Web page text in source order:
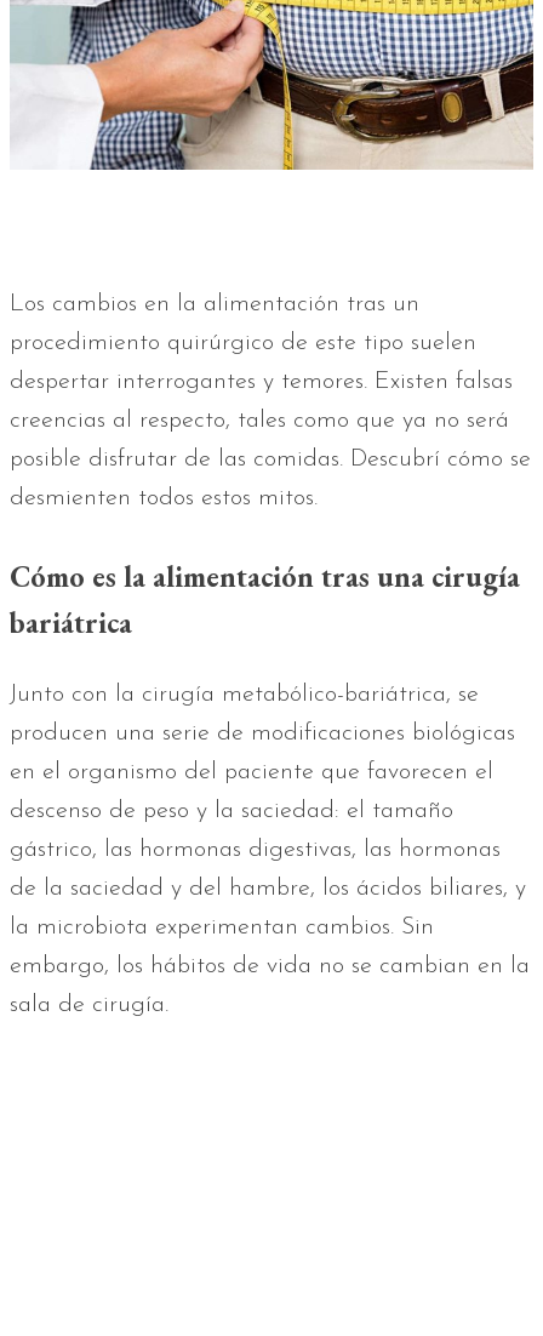
Los cambios en la alimentación tras un
procedimiento quirúrgico de este tipo suelen
despertar interrogantes y temores. Existen falsas
creencias al respecto, tales como que ya no será
posible disfrutar de las comidas. Descubrí cómo se
desmienten todos estos mitos.
Cómo es la alimentación tras una cirugía
bariátrica
Junto con la cirugía metabólico-bariátrica, se
producen una serie de modificaciones biológicas
en el organismo del paciente que favorecen el
descenso de peso y la saciedad: el tamaño
gástrico, las hormonas digestivas, las hormonas
de la saciedad y del hambre, los ácidos biliares, y
la microbiota experimentan cambios. Sin
embargo, los hábitos de vida no se cambian en la
sala de cirugía.